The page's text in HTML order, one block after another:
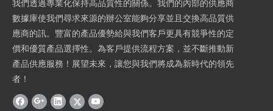
我們透過專業化保持高品質性的關係。我們的內部的供應商
數據庫使我們尋求來源的辦公室能夠分享並且交換高品質供
應商的訊。豐富的產品優勢給與我們客戶更具有競爭性的定
價和優質產品選擇性。為客戶提供流程方案，並不斷推動新
產品供應服務！展望未來，讓您與我們將成為新時代的領先
者！